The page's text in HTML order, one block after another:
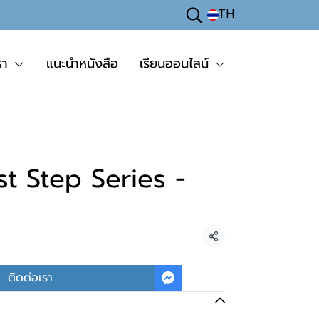
TH
แนะนำหนังสือ เรียนออนไลน์
Step Series -
แชร์
ติดต่อเรา